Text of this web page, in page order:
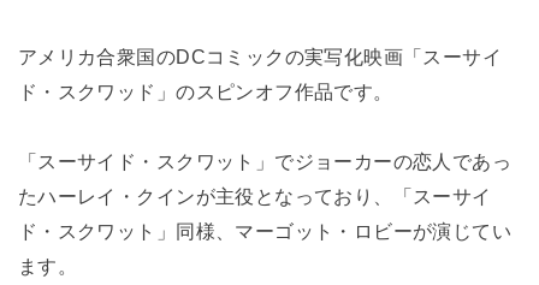
アメリカ合衆国のDCコミックの実写化映画「スーサイ
ド・スクワッド」のスピンオフ作品です。
「スーサイド・スクワット」でジョーカーの恋人であっ
たハーレイ・クインが主役となっており、「スーサイ
ド・スクワット」同様、マーゴット・ロビーが演じてい
ます。